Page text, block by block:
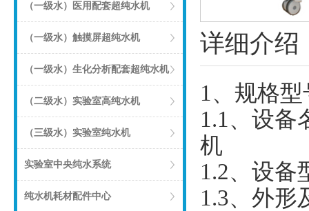
（一级水）医用配套超纯水机
（一级水）触摸屏超纯水机
（一级水）生化分析配套超纯水机
（二级水）实验室高纯水机
（三级水）实验室纯水机
实验室中央纯水系统
纯水机耗材配件中心
详细介绍
1、规格型
1.1、设备
机
1.2、设备
1.3、外形